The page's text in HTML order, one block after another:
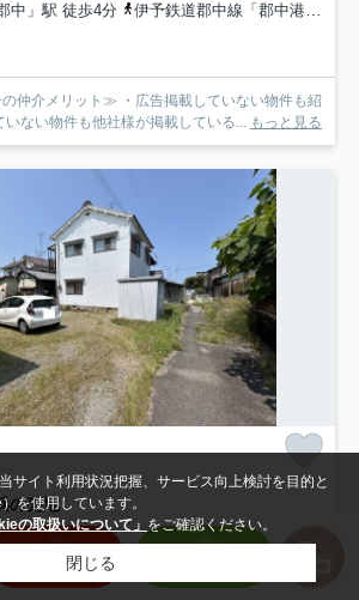
中」駅 徒歩4分
伊予鉄道郡中線「郡中港」駅 徒歩6分
仲介メリット≫ ・広告掲載していない物件も紹
ない物件も他社様が掲載している... もっと見る
の売地
前」駅 徒歩6分
伊予鉄道郡中線「地蔵町」駅 徒歩10分
売却査定
サイト利用状況把握、サービス向上検討を目的と
を使用しています。
の取扱いについて」 をご確認ください。
閉じる